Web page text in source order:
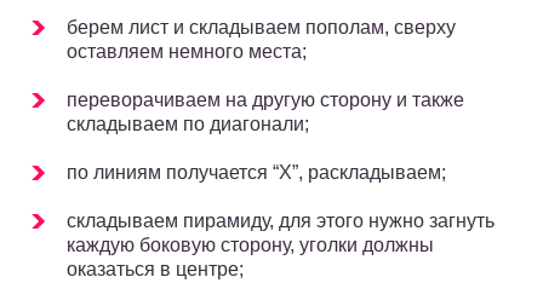
берем лист и складываем пополам, сверху
оставляем немного места;
переворачиваем на другую сторону и также
складываем по диагонали;
по линиям получается “Х”, раскладываем;
складываем пирамиду, для этого нужно загнуть
каждую боковую сторону, уголки должны
оказаться в центре;